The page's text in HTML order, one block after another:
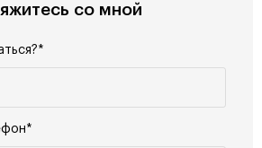
со мной